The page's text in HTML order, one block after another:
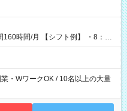
ト例】 ・8：00
・WワークOK / 10名以上の大量